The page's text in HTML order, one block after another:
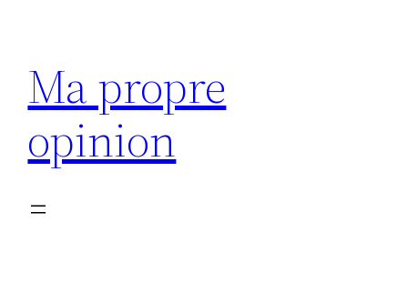
contenu
Ma propre
opinion